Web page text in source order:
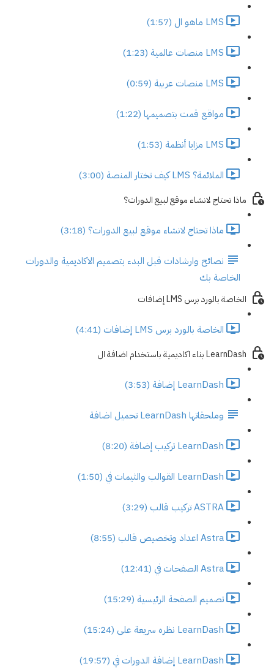
LMS ماهو ال (1:57)
LMS منصات عالمية (1:23)
LMS منصات عربية (0:59)
مواقع قمت بتصميمها (1:22)
LMS مزايا أنظمة (1:53)
الملائمة؟ LMS كيف تختار المنصة (3:00)
ماذا تحتاج لانشاء موقع لبيع الدورات؟
ماذا تحتاج لانشاء موقع لبيع الدورات؟ (3:18)
نصائح وارشادات قبل البدء بتصميم الاكاديمية والدورات
الخاصة بك
الخاصة بالورد برس LMS إضافات
الخاصة بالورد برس LMS إضافات (4:41)
LearnDash بناء اكاديمية باستخدام اضافة ال
LearnDash إضافة (3:53)
وملحقاتها LearnDash تحميل اضافة
LearnDash تركيب إضافة (8:20)
LearnDash القوالب والثيمات في (1:50)
ASTRA تركيب قالب (3:29)
Astra اعداد وتخصيص قالب (8:55)
Astra الصفحات في (12:41)
تصميم الصفحة الرئيسية (15:29)
LearnDash نظره سريعة على (15:24)
LearnDash إضافة الدورات في (19:57)